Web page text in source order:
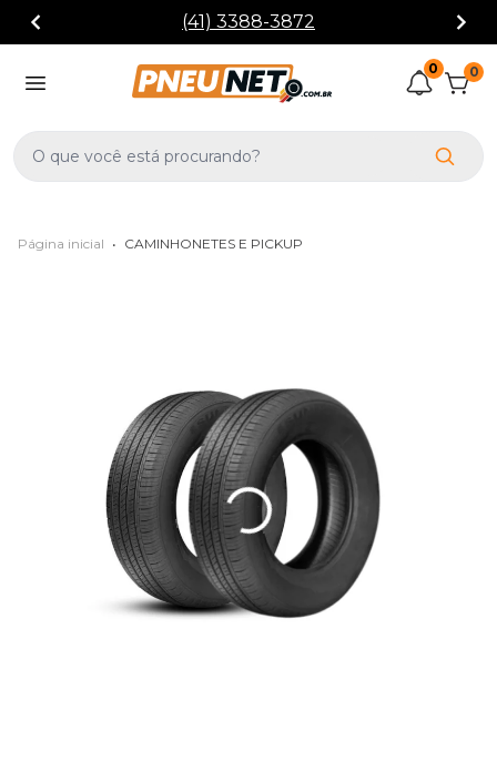
(41) 3388-3872
0 0
Página inicial • CAMINHONETES E PICKUP